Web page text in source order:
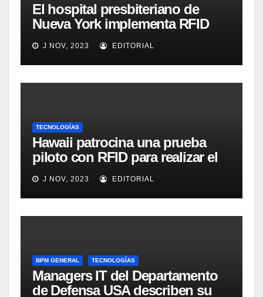
El hospital presbiteriano de
Nueva York implementa RFID
para mejorar el proceso de
inventario de equipamiento
médico
J NOV, 2023 EDITORIAL
TECNOLOGÍAS
Hawaii patrocina una prueba
piloto con RFID para realizar el
seguimiento y control de
alimentos
J NOV, 2023 EDITORIAL
BPM GENERAL TECNOLOGÍAS
Managers IT del Departamento
de Defensa USA describen su